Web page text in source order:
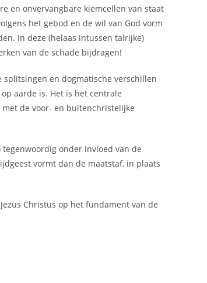
en onvervangbare kiemcellen van staat
het gebod en de wil van God vorm
In deze (helaas intussen talrijke)
van de schade bijdragen!
splitsingen en dogmatische verschillen
aarde is. Het is het centrale
de voor- en buitenchristelijke
onder invloed van de
vormt dan de maatstaf, in plaats
Christus op het fundament van de